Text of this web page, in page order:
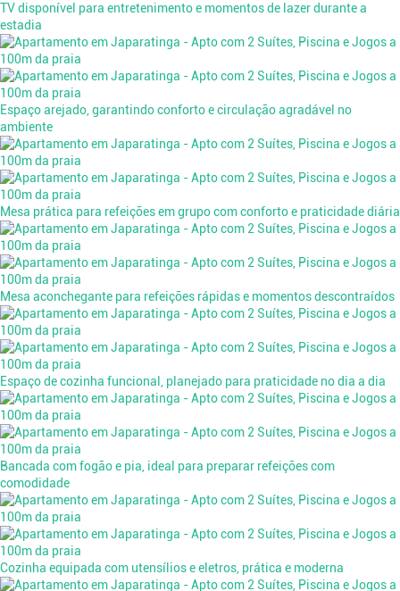
TV disponível para entretenimento e momentos de lazer durante a
estadia
Espaço arejado, garantindo conforto e circulação agradável no
ambiente
Mesa prática para refeições em grupo com conforto e praticidade diária
Mesa aconchegante para refeições rápidas e momentos descontraídos
Espaço de cozinha funcional, planejado para praticidade no dia a dia
Bancada com fogão e pia, ideal para preparar refeições com
comodidade
Cozinha equipada com utensílios e eletros, prática e moderna